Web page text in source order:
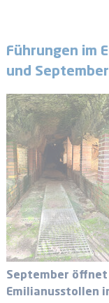
Führungen im
und September
September öffnet
Emilianusstollen